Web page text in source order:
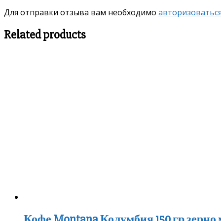
Для отправки отзыва вам необходимо авторизоваться
Related products